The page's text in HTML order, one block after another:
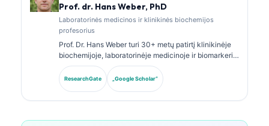
Prof. dr. Hans Weber, PhD
Laboratorinės medicinos ir klinikinės biochemijos
profesorius
Prof. Dr. Hans Weber turi 30+ metų patirtį klinikinėje
biochemijoje, laboratorinėje medicinoje ir biomarkerių
tyrimuose. Buvęs Vokietijos klinikinės chemijos
draugijos prezidentas, jis specializuojasi diagnostinių
panelių analizėje, biomarkerių standartizavime ir AI
ResearchGate „Google Scholar“